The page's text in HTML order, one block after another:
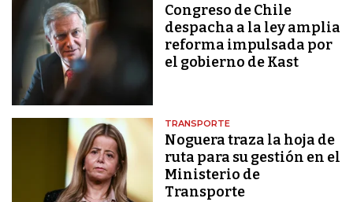
Congreso de Chile
despacha a la ley amplia
reforma impulsada por
el gobierno de Kast
TRANSPORTE
Noguera traza la hoja de
ruta para su gestión en el
Ministerio de
Transporte